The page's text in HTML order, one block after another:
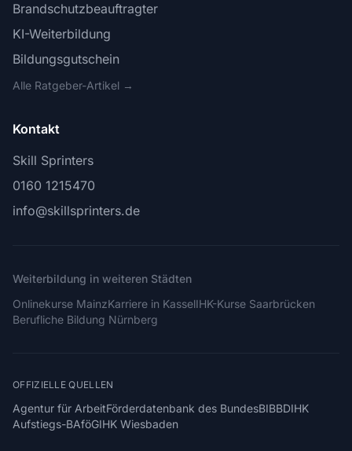
Brandschutzbeauftragter
KI-Weiterbildung
Bildungsgutschein
Alle Ratgeber-Artikel →
Kontakt
Skill Sprinters
0160 1215470
info@skillsprinters.de
Weiterbildung in weiteren Städten
Onlinekurse MainzKarriere in KasselIHK-Kurse Saarbrücken
Berufliche Bildung Nürnberg
OFFIZIELLE QUELLEN
Agentur für ArbeitFörderdatenbank des BundesBIBBDIHK
Aufstiegs-BAföGIHK Wiesbaden